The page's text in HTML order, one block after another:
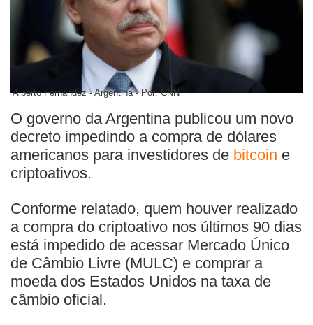
Alberto Fernandez - Argentina - Por: CNN
O governo da Argentina publicou um novo
decreto impedindo a compra de dólares
americanos para investidores de bitcoin e
criptoativos.
Conforme relatado, quem houver realizado
a compra do criptoativo nos últimos 90 dias
está impedido de acessar Mercado Único
de Câmbio Livre (MULC) e comprar a
moeda dos Estados Unidos na taxa de
câmbio oficial.